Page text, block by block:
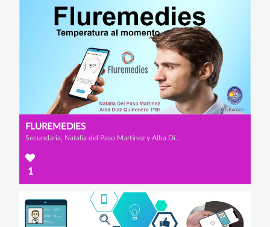
FLUREMEDIES
Secundaria, Natalia del Paso Martínez y Alba Díaz Quiñonero
1